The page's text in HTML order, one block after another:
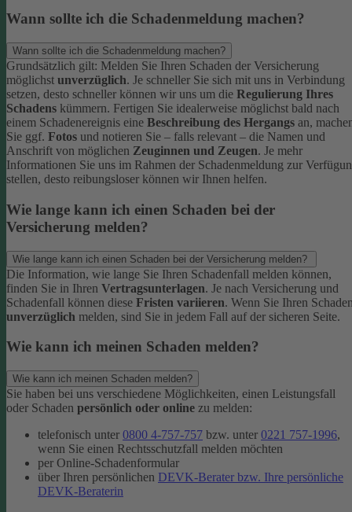
Wann sollte ich die Schadenmeldung machen?
Wann sollte ich die Schadenmeldung machen?
Grundsätzlich gilt: Melden Sie Ihren Schaden der Versicherung
möglichst unverzüglich. Je schneller Sie sich mit uns in Verbindung
setzen, desto schneller können wir uns um die Regulierung Ihres
Schadens kümmern. Fertigen Sie idealerweise möglichst bald nach
einem Schadenereignis eine Beschreibung des Hergangs an,
Sie ggf. Fotos und notieren Sie – falls relevant – die Namen und
Anschrift von möglichen Zeuginnen und Zeugen. Je mehr
Informationen Sie uns im Rahmen der Schadenmeldung zur
stellen, desto reibungsloser können wir Ihnen helfen.
Wie lange kann ich einen Schaden bei der
Versicherung melden?
Wie lange kann ich einen Schaden bei der Versicherung melden?
Die Information, wie lange Sie Ihren Schadenfall melden können,
finden Sie in Ihren Vertragsunterlagen. Je nach Versicherung und
Schadenfall können diese Fristen variieren. Wenn Sie Ihren
unverzüglich melden, sind Sie in jedem Fall auf der sicheren Seite.
Wie kann ich meinen Schaden melden?
Wie kann ich meinen Schaden melden?
Sie haben bei uns verschiedene Möglichkeiten, einen Leistungsfall
oder Schaden persönlich oder online zu melden:
telefonisch unter 0800 4-757-757 bzw. unter 0221 757-1996,
wenn Sie einen Rechtsschutzfall melden möchten
per Online-Schadenformular
über Ihren persönlichen DEVK-Berater bzw. Ihre persönliche
DEVK-Beraterin